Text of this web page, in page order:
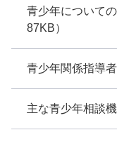
青少年について
87KB）
青少年関係指導
主な青少年相談